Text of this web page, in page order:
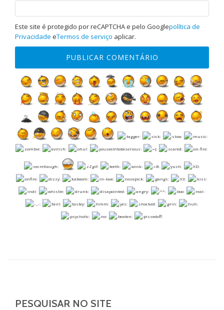
Este site é protegido por reCAPTCHA e pelo Googlepolítica de
Privacidade eTermos de serviço aplicar.
PESQUISAR NO SITE